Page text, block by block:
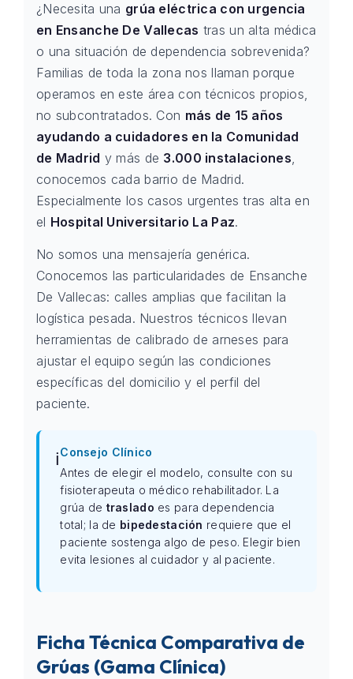
¿Necesita una grúa eléctrica con urgencia
en Ensanche De Vallecas tras un alta médica
o una situación de dependencia sobrevenida?
Familias de toda la zona nos llaman porque
operamos en este área con técnicos propios,
no subcontratados. Con más de 15 años
ayudando a cuidadores en la Comunidad
de Madrid y más de 3.000 instalaciones,
conocemos cada barrio de Madrid.
Especialmente los casos urgentes tras alta en
el Hospital Universitario La Paz.
No somos una mensajería genérica.
Conocemos las particularidades de Ensanche
De Vallecas: calles amplias que facilitan la
logística pesada. Nuestros técnicos llevan
herramientas de calibrado de arneses para
ajustar el equipo según las condiciones
específicas del domicilio y el perfil del
paciente.
ℹ️Consejo Clínico
Antes de elegir el modelo, consulte con su
fisioterapeuta o médico rehabilitador. La
grúa de traslado es para dependencia
total; la de bipedestación requiere que el
paciente sostenga algo de peso. Elegir bien
evita lesiones al cuidador y al paciente.
Ficha Técnica Comparativa de
Grúas (Gama Clínica)